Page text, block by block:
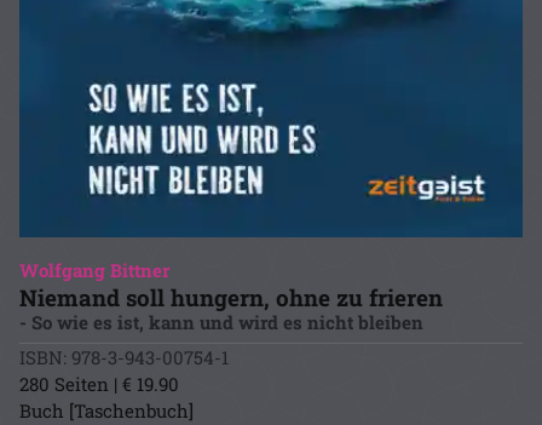
Wolfgang Bittner
Niemand soll hungern, ohne zu frieren
- So wie es ist, kann und wird es nicht bleiben
ISBN: 978-3-943-00754-1
280 Seiten | € 19.90
Buch [Taschenbuch]